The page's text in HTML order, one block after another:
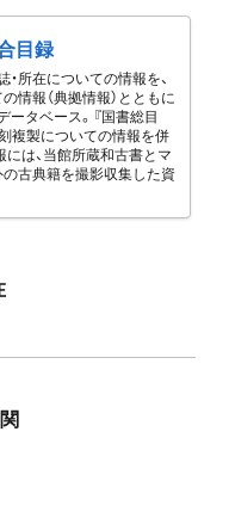
目録
所在についての情報を、
情報（典拠情報）とともに
タベース。『国書総目
複製についての情報を併
には、当館所蔵和古書とマ
の古典籍を撮影収集した資